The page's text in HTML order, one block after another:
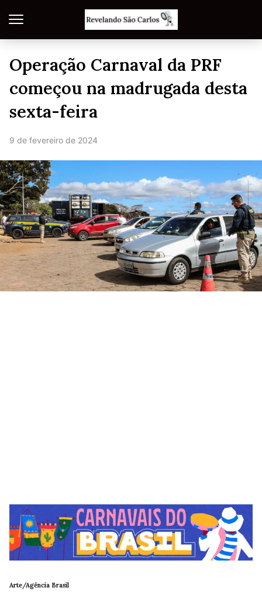
Operação Carnaval da PRF
começou na madrugada desta
sexta-feira
9 de fevereiro de 2024
Arte/Agência Brasil